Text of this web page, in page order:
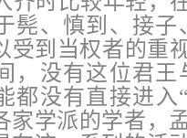
髡、慎到、接
受到当权者的重
，没有这位君
都没有直接进
家学派的学者，